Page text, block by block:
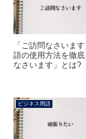
「ご訪問なさいま
語の使用方法を徹
なさいます」とは?
ビジネス用語